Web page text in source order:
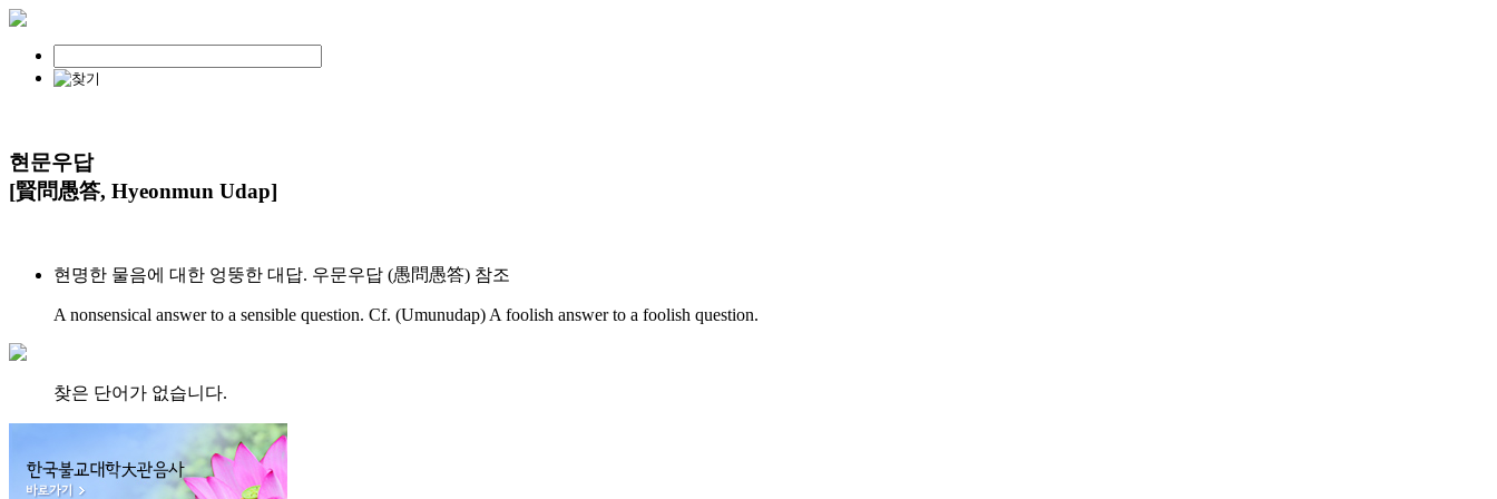
현문우답
[賢問愚答, Hyeonmun Udap]
현명한 물음에 대한 엉뚱한 대답. 우문우답 (愚問愚答) 참조
A nonsensical answer to a sensible question. Cf. (Umunudap) A foolish answer to a foolish question.
찾은 단어가 없습니다.